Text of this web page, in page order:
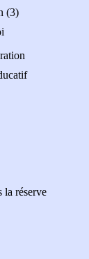
(3)
la réserve